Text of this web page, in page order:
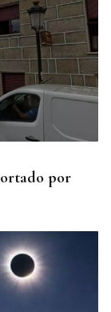
optimizar
por